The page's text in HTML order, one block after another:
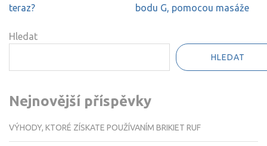
pro
teraz?
bodu G, pomocou masáže
Hledat
HLEDAT
Nejnovější příspěvky
VÝHODY, KTORÉ ZÍSKATE POUŽÍVANÍM BRIKIET RUF